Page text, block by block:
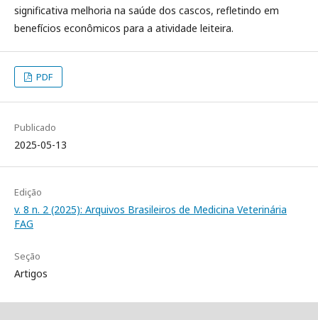
significativa melhoria na saúde dos cascos, refletindo em
benefícios econômicos para a atividade leiteira.
PDF
Publicado
2025-05-13
Edição
v. 8 n. 2 (2025): Arquivos Brasileiros de Medicina Veterinária
FAG
Seção
Artigos